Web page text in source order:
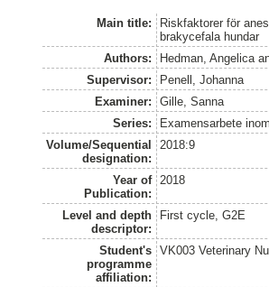
Main title:
Riskfaktorer för
brakycefala hundar
Authors:
Hedman, Angelica
Supervisor:
Penell, Johanna
Examiner:
Gille, Sanna
Series:
Examensarbete
Volume/Sequential
designation:
2018:9
Year of
Publication:
2018
Level and depth
descriptor:
First cycle, G2E
Student's
programme
affiliation:
VK003 Veterinary